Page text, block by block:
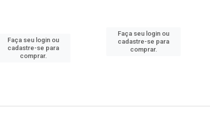
Faça seu login ou
cadastre-se para
comprar.
Faça seu login ou
cadastre-se para
comprar.